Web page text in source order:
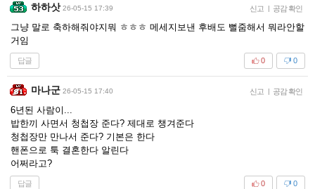
하하삿 26-05-15 17:39 신고 | 공감 확인
그냥 말로 축하해줘야지뭐 ㅎㅎㅎ 메세지보낸 후배도 뻘줌해서 뭐라안할
거임
답글 0
0
마나군 26-05-15 17:40 신고 | 공감 확인
6년된 사람이...
밥한끼 사면서 청첩장 준다? 제대로 챙겨준다
청첩장만 만나서 준다? 기본은 한다
핸폰으로 툭 결혼한다 알린다
어쩌라고?
답글 0
0